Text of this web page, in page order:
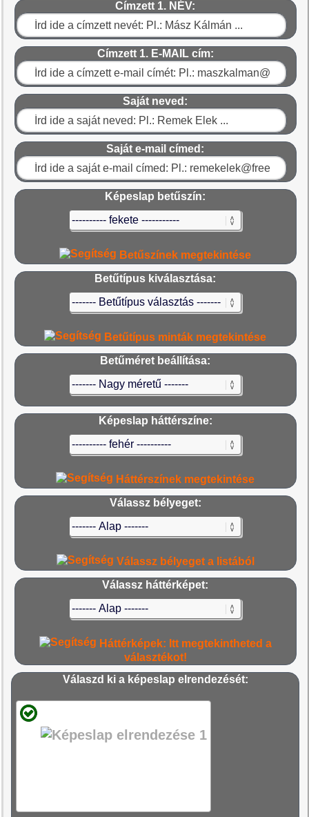
Címzett 1. NÉV:
Címzett 1. E-MAIL cím:
Saját neved:
Saját e-mail címed:
Képeslap betűszín:
Betűszínek megtekintése
Betűtípus kiválasztása:
Betűtípus minták megtekintése
Betűméret beállítása:
Képeslap háttérszíne:
Háttérszínek megtekintése
Válassz bélyeget:
Válassz bélyeget a listából
Válassz háttérképet:
Háttérképek: Itt megtekintheted a
választékot!
Válaszd ki a képeslap elrendezését: